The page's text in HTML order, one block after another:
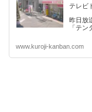
テレビ
昨日放
「テ
www.kuroji-kanban.com